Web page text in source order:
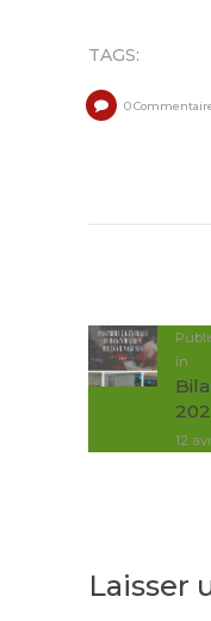
TAGS:
0
in
12
Laisser